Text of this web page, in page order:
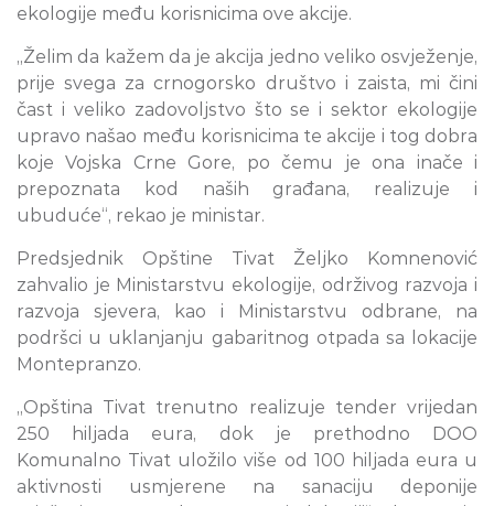
ekologije među korisnicima ove akcije.
„Želim da kažem da je akcija jedno veliko osvježenje,
prije svega za crnogorsko društvo i zaista, mi čini
čast i veliko zadovoljstvo što se i sektor ekologije
upravo našao među korisnicima te akcije i tog dobra
koje Vojska Crne Gore, po čemu je ona inače i
prepoznata kod naših građana, realizuje i
ubuduće“, rekao je ministar.
Predsjednik Opštine Tivat Željko Komnenović
zahvalio je Ministarstvu ekologije, održivog razvoja i
razvoja sjevera, kao i Ministarstvu odbrane, na
podršci u uklanjanju gabaritnog otpada sa lokacije
Montepranzo.
„Opština Tivat trenutno realizuje tender vrijedan
250 hiljada eura, dok je prethodno DOO
Komunalno Tivat uložilo više od 100 hiljada eura u
aktivnosti usmjerene na sanaciju deponije